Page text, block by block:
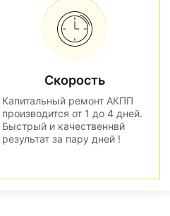
Скорость
Капитальный ремонт АКПП
производится от 1 до 4 дней.
Быстрый и качественнвй
результат за пару дней !